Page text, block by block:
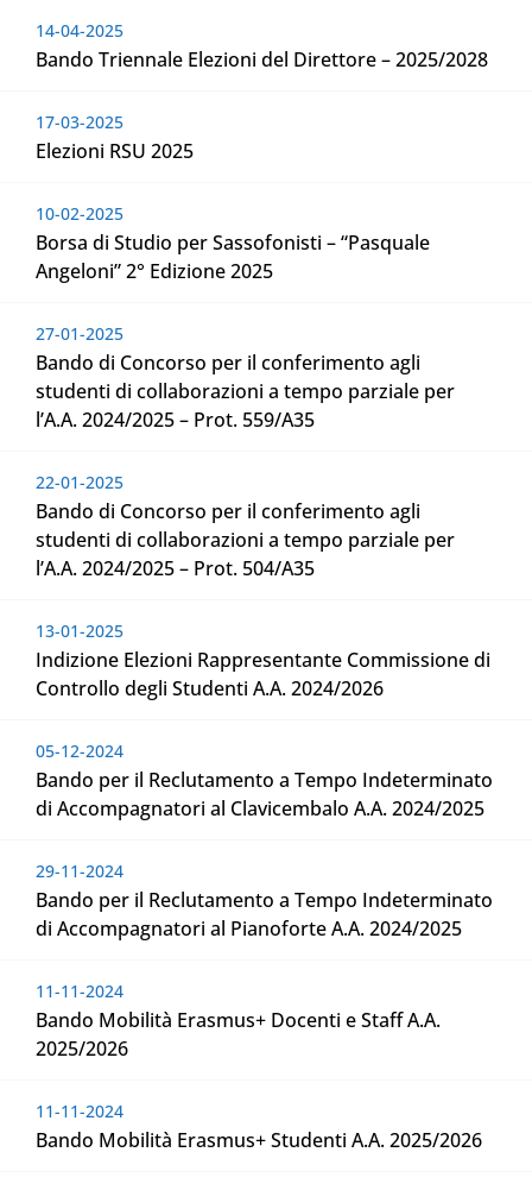
14-04-2025
Bando Triennale Elezioni del Direttore – 2025/2028
17-03-2025
Elezioni RSU 2025
10-02-2025
Borsa di Studio per Sassofonisti – “Pasquale
Angeloni” 2° Edizione 2025
27-01-2025
Bando di Concorso per il conferimento agli
studenti di collaborazioni a tempo parziale per
l’A.A. 2024/2025 – Prot. 559/A35
22-01-2025
Bando di Concorso per il conferimento agli
studenti di collaborazioni a tempo parziale per
l’A.A. 2024/2025 – Prot. 504/A35
13-01-2025
Indizione Elezioni Rappresentante Commissione di
Controllo degli Studenti A.A. 2024/2026
05-12-2024
Bando per il Reclutamento a Tempo Indeterminato
di Accompagnatori al Clavicembalo A.A. 2024/2025
29-11-2024
Bando per il Reclutamento a Tempo Indeterminato
di Accompagnatori al Pianoforte A.A. 2024/2025
11-11-2024
Bando Mobilità Erasmus+ Docenti e Staff A.A.
2025/2026
11-11-2024
Bando Mobilità Erasmus+ Studenti A.A. 2025/2026